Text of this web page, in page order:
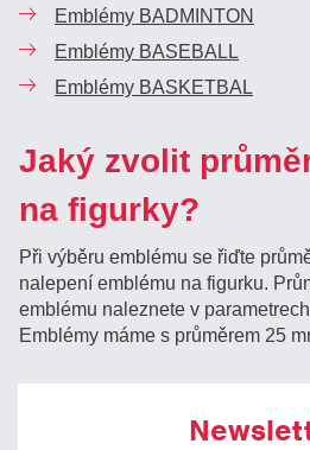
Emblémy BADMINTON
Emblémy BASEBALL
Emblémy BASKETBAL
Jaký zvolit
na figurky?
Při výběru emblému se řiďte
nalepení emblému na figurku.
emblému naleznete v
Emblémy máme s průměrem 25